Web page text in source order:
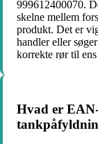
999612400070.
skelne mellem
produkt. Det er
handler eller
korrekte rør til
Hvad er